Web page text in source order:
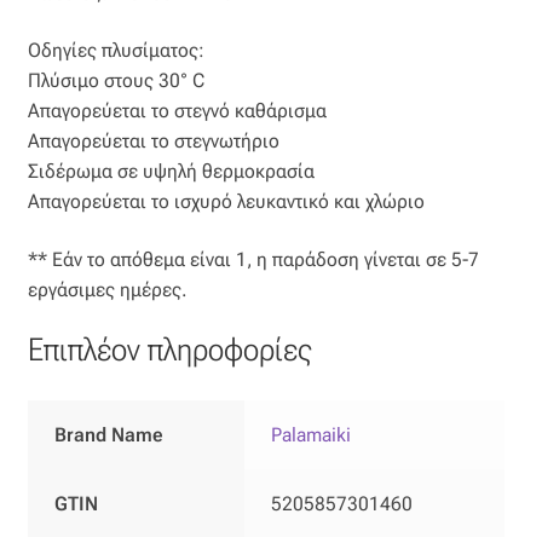
Οδηγίες πλυσίματος:
Πλύσιμο στους 30° C
Απαγορεύεται το στεγνό καθάρισμα
Απαγορεύεται το στεγνωτήριο
Σιδέρωμα σε υψηλή θερμοκρασία
Απαγορεύεται το ισχυρό λευκαντικό και χλώριο
** Εάν το απόθεμα είναι 1, η παράδοση γίνεται σε 5-7
εργάσιμες ημέρες.
Επιπλέον πληροφορίες
Brand Name Palamaiki
GTIN 5205857301460